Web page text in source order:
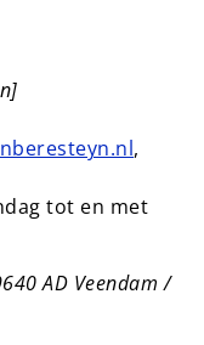
,
tot en met
AD Veendam /